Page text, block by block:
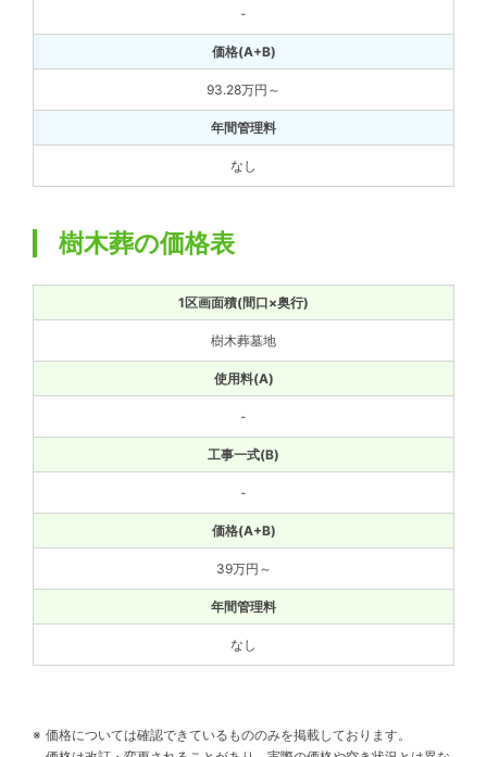
-
93.28万円～
なし
樹木葬の価格表
樹木葬墓地
-
-
39万円～
なし
価格については確認できているもののみを掲載しております。